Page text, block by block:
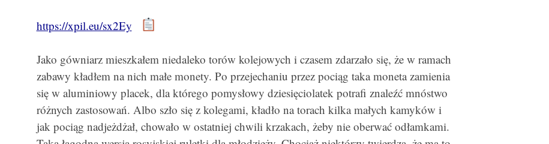
https://xpil.eu/sx2Ey
Jako gówniarz mieszkałem niedaleko torów kolejowych i czasem zdarzało się, że w ramach
zabawy kładłem na nich małe monety. Po przejechaniu przez pociąg taka moneta zamienia
się w aluminiowy placek, dla którego pomysłowy dziesięciolatek potrafi znaleźć mnóstwo
różnych zastosowań. Albo szło się z kolegami, kładło na torach kilka małych kamyków i
jak pociąg nadjeżdżał, chowało w ostatniej chwili krzakach, żeby nie oberwać odłamkami.